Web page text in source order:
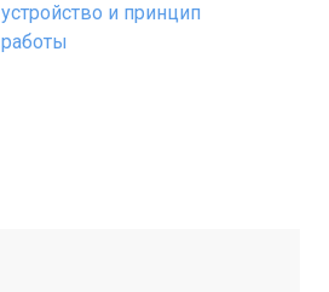
устройство и принцип
работы